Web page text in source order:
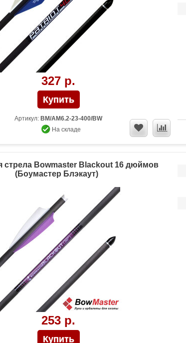
327 р.
Артикул: BM/AM6.2-23-400/BW
На складе
стрела Bowmaster Blackout 16 дюймов
(Боумастер Блэкаут)
253 р.